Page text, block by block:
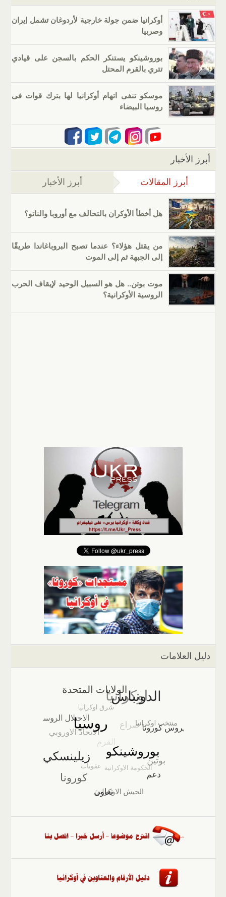
أوكرانيا ضمن جولة خارجية لأردوغان تشمل إيران
وصربيا
بوروشينكو يستنكر الحكم بالسجن على قيادي
تتري بالقرم المحتل
موسكو تنفى اتهام أوكرانيا لها بترك قوات فى
روسيا البيضاء
أبرز الأخبار
أبرز المقالات (علامة التبويب النشطة)
أبرز الأخبار
هل أخطأ الأوكران بالتحالف مع أوروبا والناتو؟
من يقتل هؤلاء؟ عندما تصبح البروباغاندا طريقًا
إلى الجبهة ثم إلى الموت
موت بوتن.. هل هو السبيل الوحيد لإيقاف الحرب
الروسية الأوكرانية؟
دليل العلامات